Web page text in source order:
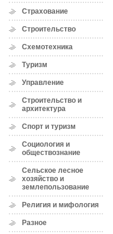
Страхование
Строительство
Схемотехника
Туризм
Управление
Строительство и
архитектура
Спорт и туризм
Социология и
обществознание
Сельское лесное
хозяйство и
землепользование
Религия и мифология
Разное